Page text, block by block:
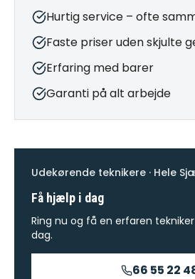
Hurtig service – ofte
Faste priser uden skjulte
Erfaring med barer
Garanti på alt arbejde
Udekørende teknikere · Hele
Få hjælp i dag
Ring nu og få en erfaren
dag.
66 55 22